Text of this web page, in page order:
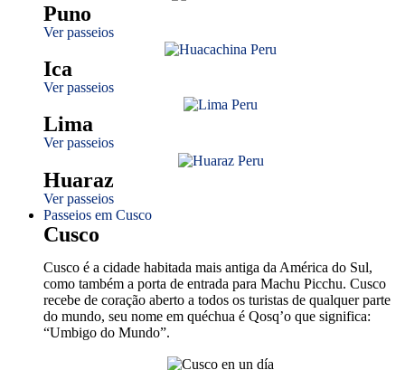
Puno
Ver passeios
Ica
Ver passeios
Lima
Ver passeios
Huaraz
Ver passeios
Passeios em Cusco
Cusco
Cusco é a cidade habitada mais antiga da América do Sul,
como também a porta de entrada para Machu Picchu. Cusco
recebe de coração aberto a todos os turistas de qualquer parte
do mundo, seu nome em quéchua é Qosq’o que significa:
“Umbigo do Mundo”.